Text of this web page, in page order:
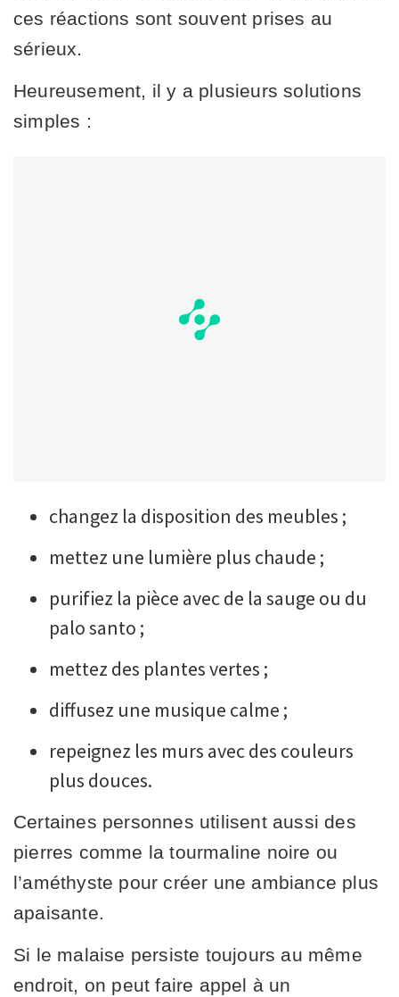
ces réactions sont souvent prises au
sérieux.
Heureusement, il y a plusieurs solutions
simples :
changez la disposition des meubles ;
mettez une lumière plus chaude ;
purifiez la pièce avec de la sauge ou du
palo santo ;
mettez des plantes vertes ;
diffusez une musique calme ;
repeignez les murs avec des couleurs
plus douces.
Certaines personnes utilisent aussi des
pierres comme la tourmaline noire ou
l’améthyste pour créer une ambiance plus
apaisante.
Si le malaise persiste toujours au même
endroit, on peut faire appel à un